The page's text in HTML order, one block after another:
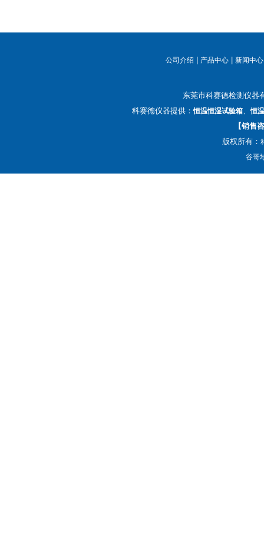
公司介绍 | 产品中心 |新闻中心
东莞市科赛德检测仪
科赛德仪器提供：恒温恒湿试验箱 、恒
【销售
版权所有：
谷哥